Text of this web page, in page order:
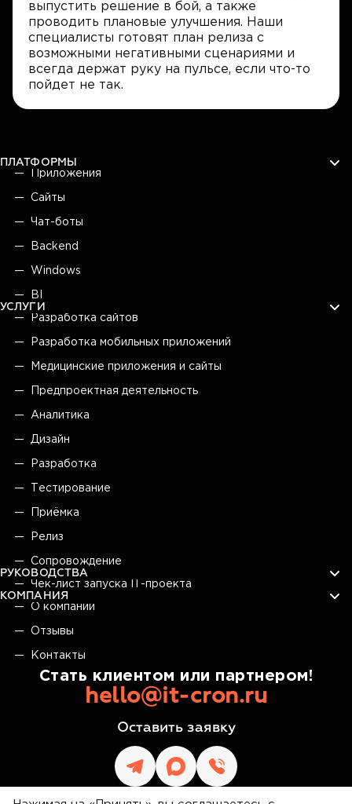
выпустить решение в бой, а также
проводить плановые улучшения. Наши
специалисты готовят план релиза с
возможными негативными сценариями и
всегда держат руку на пульсе, если что-то
пойдет не так.
ПЛАТФОРМЫ
Приложения
Сайты
Чат-боты
Backend
Windows
BI
УСЛУГИ
Разработка сайтов
Разработка мобильных приложений
Медицинские приложения и сайты
Предпроектная деятельность
Аналитика
Дизайн
Разработка
Тестирование
Приёмка
Релиз
Сопровождение
РУКОВОДСТВА
Чек-лист запуска IT-проекта
КОМПАНИЯ
О компании
Отзывы
Контакты
Стать клиентом или партнером!
hello@it-cron.ru
Оставить заявку